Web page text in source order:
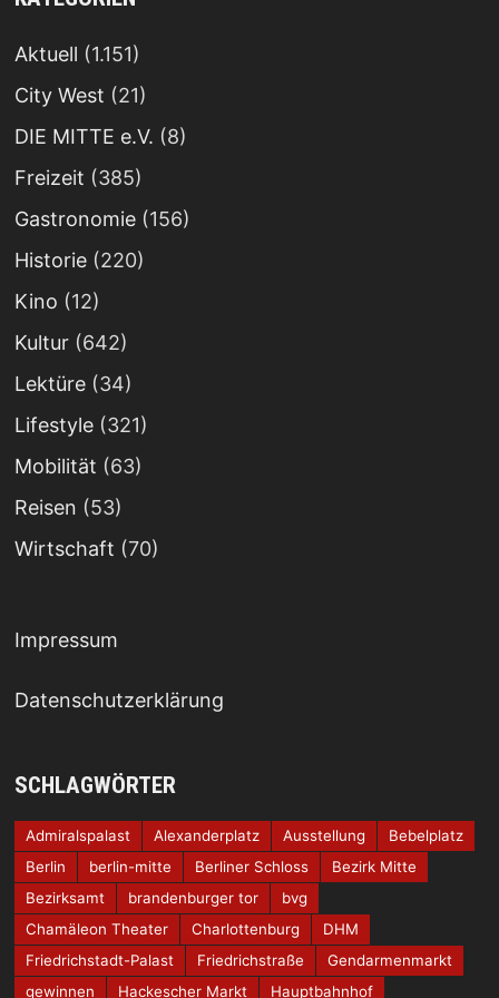
Aktuell (1.151)
City West (21)
DIE MITTE e.V. (8)
Freizeit (385)
Gastronomie(156)
Historie(220)
Kino (12)
Kultur(642)
Lektüre(34)
Lifestyle(321)
Mobilität (63)
Reisen (53)
Wirtschaft (70)
Impressum
Datenschutzerklärung
SCHLAGWÖRTER
Admiralspalast Alexanderplatz Ausstellung
Bebelplatz
Berlin
berlin-mitte Berliner Schloss
Bezirk Mitte
Bezirksamt
brandenburger tor
bvg
Chamäleon Theater
Charlottenburg
DHM
Friedrichstadt-Palast
Friedrichstraße
Gendarmenmarkt
gewinnen
Hackescher Markt Hauptbahnhof